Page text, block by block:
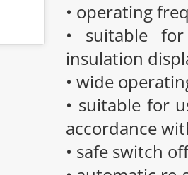
• operating
• suitable
insulation
• wide
• suitable for
accordance
• safe switch